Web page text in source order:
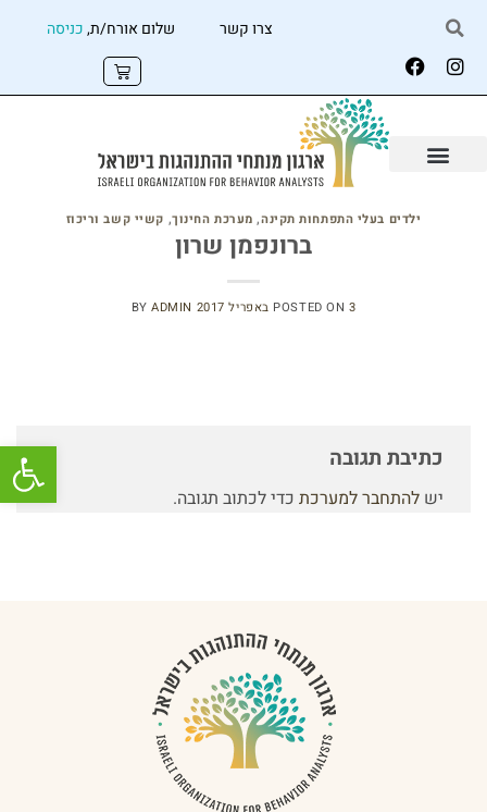
צרו קשר שלום אורח/ת,כניסה
ילדים בעלי התפתחות תקינה, מערכת החינוך, קשיי קשב וריכוז
ברונפמן שרון
POSTED ON 3 באפריל 2017 BYADMIN
כתיבת תגובה
יש להתחבר למערכת כדי לכתוב תגובה.